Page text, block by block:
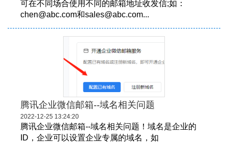
可在不同场合使用不同的邮箱地址收发信;如：
chen@abc.com和sales@abc.com...
腾讯企业微信邮箱--域名相关问题
2022-12-25 13:24:20
腾讯企业微信邮箱--域名相关问题！域名是企业的
ID，企业可以设置企业专属的域名，如